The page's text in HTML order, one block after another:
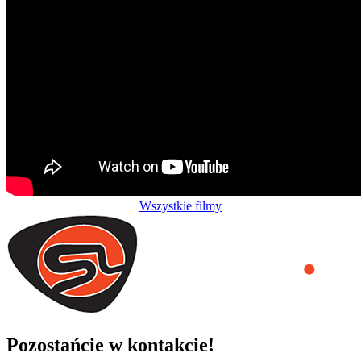
Wszystkie filmy
Pozostańcie w kontakcie!